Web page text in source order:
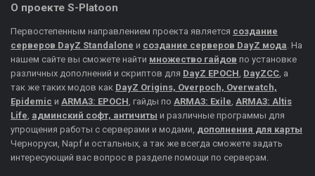
О проекте S-Platoon
Первостепенным направлением проекта является создание
серверов DayZ Standalone и создание серверов DayZ мода . На
нашем сайте вы сможете найти множество гайдов по установке
различных дополнений и скриптов для DayZ EPOCH DayZCC , а
так же таких модов как DayZ Origins, Overpoch, Overwatch,
Epidemic и ARMA3: EPOCH , гайды по ARMA3: Exile ARMA3: Altis
Life админский софт, античиты и различные программы для
упрощения работы с серверами и модами, дополнения для карты
Черноруси, Napf и остальных, а так же всегда сможете задать
интересующий вас вопрос в разделе помощи по серверам.